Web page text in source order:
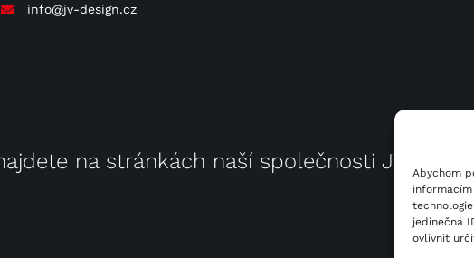
Abychom
jedinečná
ovlivnit
info@jv-design.cz
na stránkách naší společnosti JV